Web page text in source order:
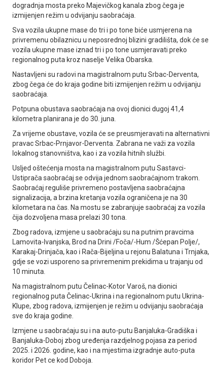
dogradnja mosta preko Majevičkog kanala zbog čega je
izmijenjen režim u odvijanju saobraćaja.
Sva vozila ukupne mase do tri i po tone biće usmjerena na
privremenu obilaznicu u neposrednoj blizini gradilišta, dok će se
vozila ukupne mase iznad tri i po tone usmjeravati preko
regionalnog puta kroz naselje Velika Obarska.
Nastavljeni su radovi na magistralnom putu Srbac-Derventa,
zbog čega će do kraja godine biti izmijenjen režim u odvijanju
saobraćaja.
Potpuna obustava saobraćaja na ovoj dionici dugoj 41,4
kilometra planirana je do 30. juna.
Za vrijeme obustave, vozila će se preusmjeravati na alternativni
pravac Srbac-Prnjavor-Derventa. Zabrana ne važi za vozila
lokalnog stanovništva, kao i za vozila hitnih službi.
Usljed oštećenja mosta na magistralnom putu Sastavci-
Ustiprača saobraćaj se odvija jednom saobraćajnom trakom.
Saobraćaj reguliše privremeno postavljena saobraćajna
signalizacija, a brzina kretanja vozila ograničena je na 30
kilometara na čas. Na mostu se zabranjuje saobraćaj za vozila
čija dozvoljena masa prelazi 30 tona.
Zbog radova, izmjene u saobraćaju su na putnim pravcima
Lamovita-Ivanjska, Brod na Drini /Foča/-Hum /Šćepan Polje/,
Karakaj-Drinjača, kao i Rača-Bijeljina u rejonu Balatuna i Trnjaka,
gdje se vozi usporeno sa privremenim prekidima u trajanju od
10 minuta.
Na magistralnom putu Čelinac-Kotor Varoš, na dionici
regionalnog puta Čelinac-Ukrina i na regionalnom putu Ukrina-
Klupe, zbog radova, izmijenjen je režim u odvijanju saobraćaja
sve do kraja godine.
Izmjene u saobraćaju su i na auto-putu Banjaluka-Gradiška i
Banjaluka-Doboj zbog uređenja razdjelnog pojasa za period
2025. i 2026. godine, kao i na mjestima izgradnje auto-puta
koridor Pet ce kod Doboja.